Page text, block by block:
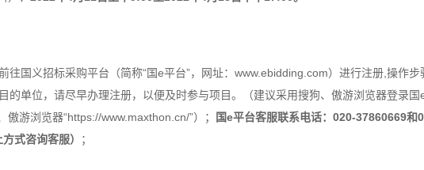
往国义招标采购平台（简称“国e平台”，网址：www.ebidding.com）进行注册,操作
的单位，请尽早办理注册，以便及时参与项目。（建议采用搜狗、傲游浏览器登录
傲游浏览器“https://www.maxthon.cn/”）；
国e平台客服联系电话：020-37860669
式咨询客服）
；